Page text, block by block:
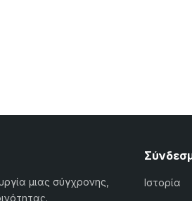
μιας σύγχρονης,
Ιστορία